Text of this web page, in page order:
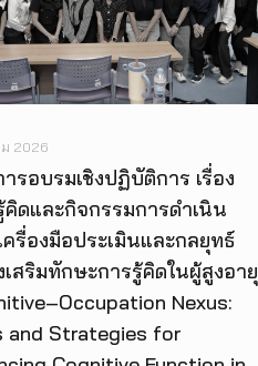
ม 2026
ารอบรมเชิงปฏิบัติการ เรื่อง
คิดและกิจกรรมการดำเนิน
ครื่องมือประเมินและกลยุทธ์
เสริมทักษะการรู้คิดในผู้สูงอายุ
Nexus:
and Strategies for